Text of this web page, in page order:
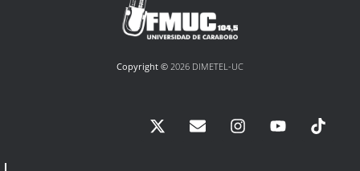
Copyright © 2026 DIMETEL-UC